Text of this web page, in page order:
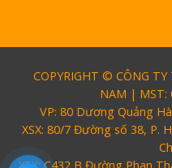
COPYRIGHT © CÔNG
NAM | MST:
VP: 80 Dương Quảng
XSX: 80/7 Đường số 38, P.